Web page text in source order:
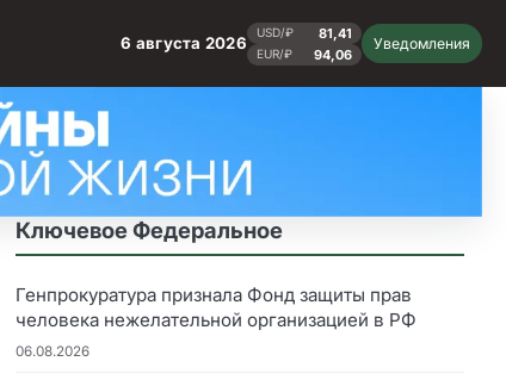
6 августа 2026
USD/₽ 81,41
EUR/₽ 94,06
Уведомления
Ключевое Федеральное
Генпрокуратура признала Фонд защиты прав
человека нежелательной организацией в РФ
06.08.2026